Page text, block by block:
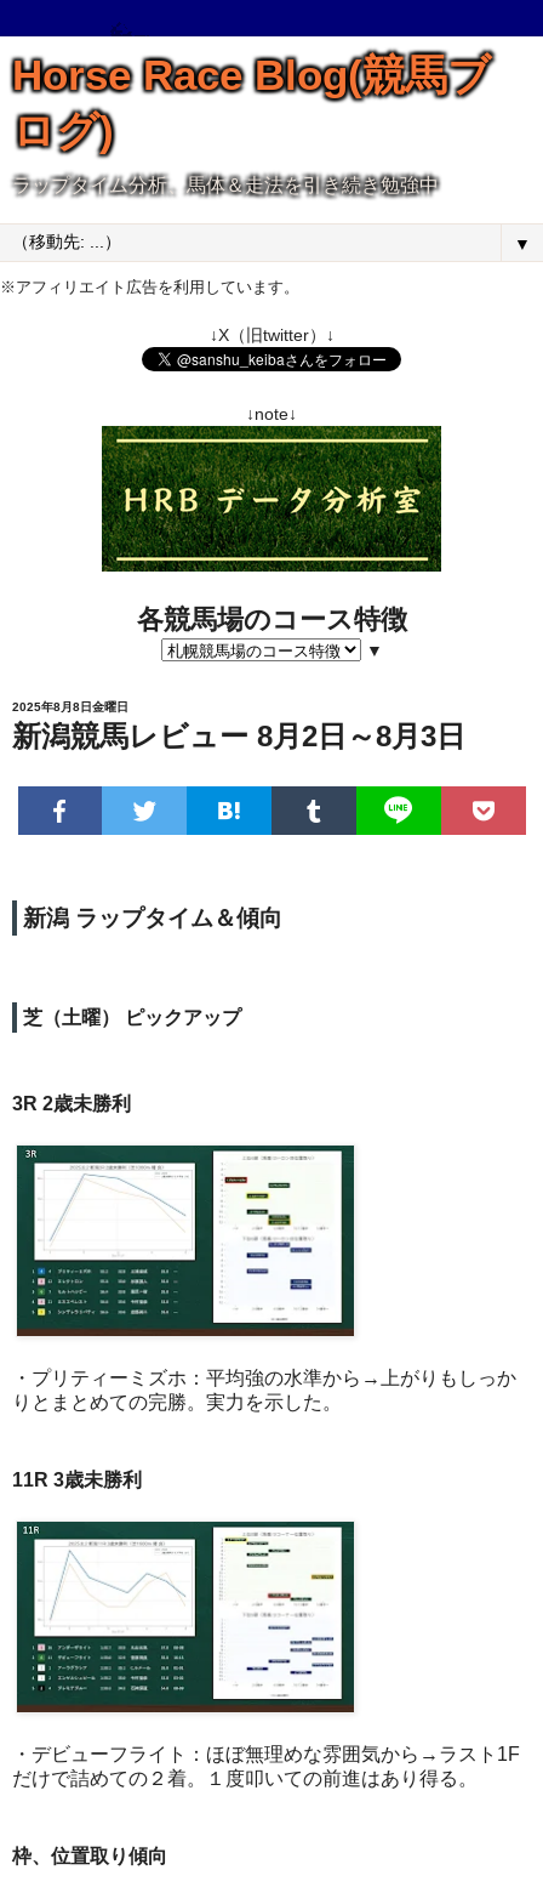
Horse Race Blog(競馬ブ
ログ)
ラップタイム分析、馬体＆走法を引き続き勉強中
▼
※アフィリエイト広告を利用しています。
↓X（旧twitter）↓
↓note↓
各競馬場のコース特徴
▼
2025年8月8日金曜日
新潟競馬レビュー 8月2日～8月3日
新潟 ラップタイム＆傾向
芝（土曜） ピックアップ
3R 2歳未勝利
・プリティーミズホ：平均強の水準から→上がりもしっか
りとまとめての完勝。実力を示した。
11R 3歳未勝利
・デビューフライト：ほぼ無理めな雰囲気から→ラスト1F
だけで詰めての２着。１度叩いての前進はあり得る。
枠、位置取り傾向